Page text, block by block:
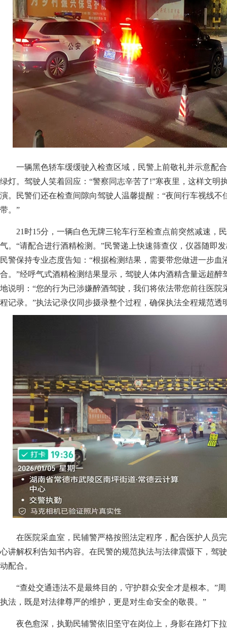
一辆黑色轿车缓缓驶入检查区域，民警上前敬礼并示意配
绿灯。驾驶人笑着回应：“警察同志辛苦了!”寒夜里，这样文明
演。民警们还在检查间隙向驾驶人温馨提醒：“夜间行车视线不
带。”
21时15分，一辆白色无牌三轮车行至检查点前突然减速，
气。“请配合进行酒精检测。”民警递上快速筛查仪，仪器随即
民警保持专业态度告知：“根据检测结果，需要带您做进一步血
合。”经呼气式酒精检测结果显示，驾驶人体内酒精含量远超醉
地说明：“您的行为已涉嫌醉酒驾驶，我们将依法带您前往医院
程记录。”执法记录仪同步摄录整个过程，确保执法全程规范透
在医院采血室，民辅警严格按照法定程序，配合医护人员
心讲解权利告知书内容。在民警的规范执法与法律震慑下，驾
动配合。
“查处交通违法不是最终目的，守护群众安全才是根本。”
执法，既是对法律尊严的维护，更是对生命安全的敬畏。”
夜色愈深，执勤民辅警依旧坚守在岗位上，身影在路灯下